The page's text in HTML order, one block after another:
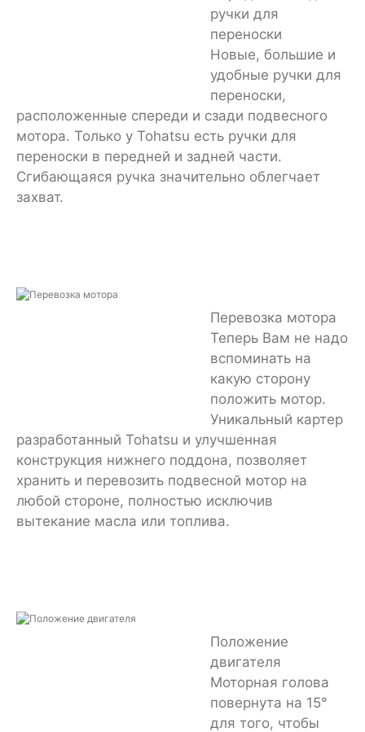
ручки для
переноски
Новые, большие и
удобные ручки для
переноски,
расположенные спереди и сзади подвесного
мотора. Только у Tohatsu есть ручки для
переноски в передней и задней части.
Сгибающаяся ручка значительно облегчает
захват.
Перевозка мотора
Теперь Вам не надо
вспоминать на
какую сторону
положить мотор.
Уникальный картер
разработанный Tohatsu и улучшенная
конструкция нижнего поддона, позволяет
хранить и перевозить подвесной мотор на
любой стороне, полностью исключив
вытекание масла или топлива.
Положение
двигателя
Моторная голова
повернута на 15°
для того, чтобы